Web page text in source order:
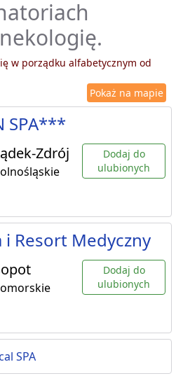
w porządku alfabetycznym od
Pokaż na mapie
SPA***
Zdrój
Dodaj do
ulubionych
i Resort Medyczny
Dodaj do
ulubionych
SPA